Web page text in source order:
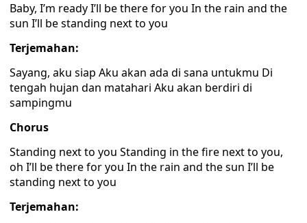
Baby, I’m ready I’ll be there for you In the rain and the
sun I’ll be standing next to you
Terjemahan:
Sayang, aku siap Aku akan ada di sana untukmu Di
tengah hujan dan matahari Aku akan berdiri di
sampingmu
Chorus
Standing next to you Standing in the fire next to you,
oh I’ll be there for you In the rain and the sun I’ll be
standing next to you
Terjemahan: